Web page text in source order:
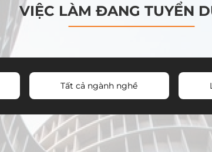
VIỆC LÀM ĐANG TUYỂN
Tất cả ngành nghề